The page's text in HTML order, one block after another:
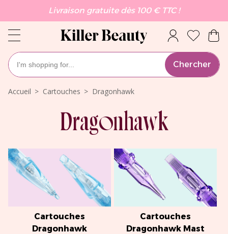
Livraison gratuite dès 100 € TTC !
Chercher
Accueil Cartouches Dragonhawk
Dragonhawk
Cartouches
Dragonhawk
Cartouches
Dragonhawk Mast